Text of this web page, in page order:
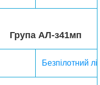
Група AЛ-з41мп
Безпілотний